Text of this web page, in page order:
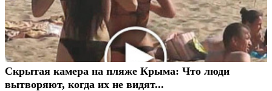
Скрытая камера на пляже Крыма: Что люди
вытворяют, когда их не видят...